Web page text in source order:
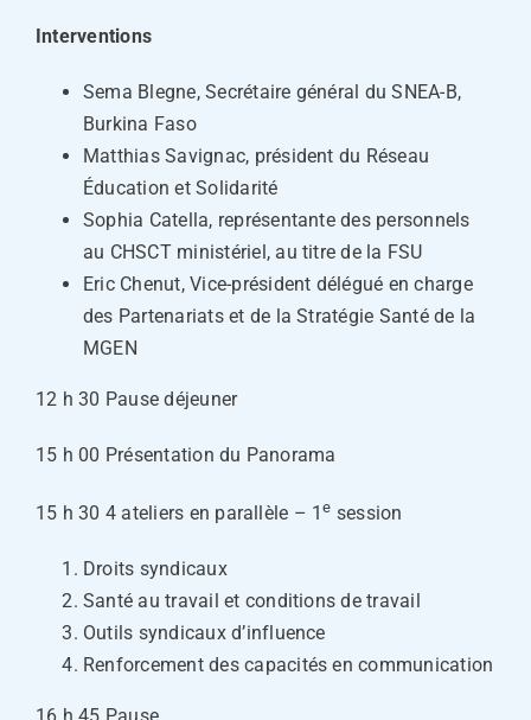
Interventions
Sema Blegne, Secrétaire général du SNEA-B,
Burkina Faso
Matthias Savignac, président du Réseau
Éducation et Solidarité
Sophia Catella, représentante des personnels
au CHSCT ministériel, au titre de la FSU
Eric Chenut, Vice-président délégué en charge
des Partenariats et de la Stratégie Santé de la
MGEN
12 h 30 Pause déjeuner
15 h 00 Présentation du Panorama
15 h 30 4 ateliers en parallèle – 1e session
Droits syndicaux
Santé au travail et conditions de travail
Outils syndicaux d’influence
Renforcement des capacités en communication